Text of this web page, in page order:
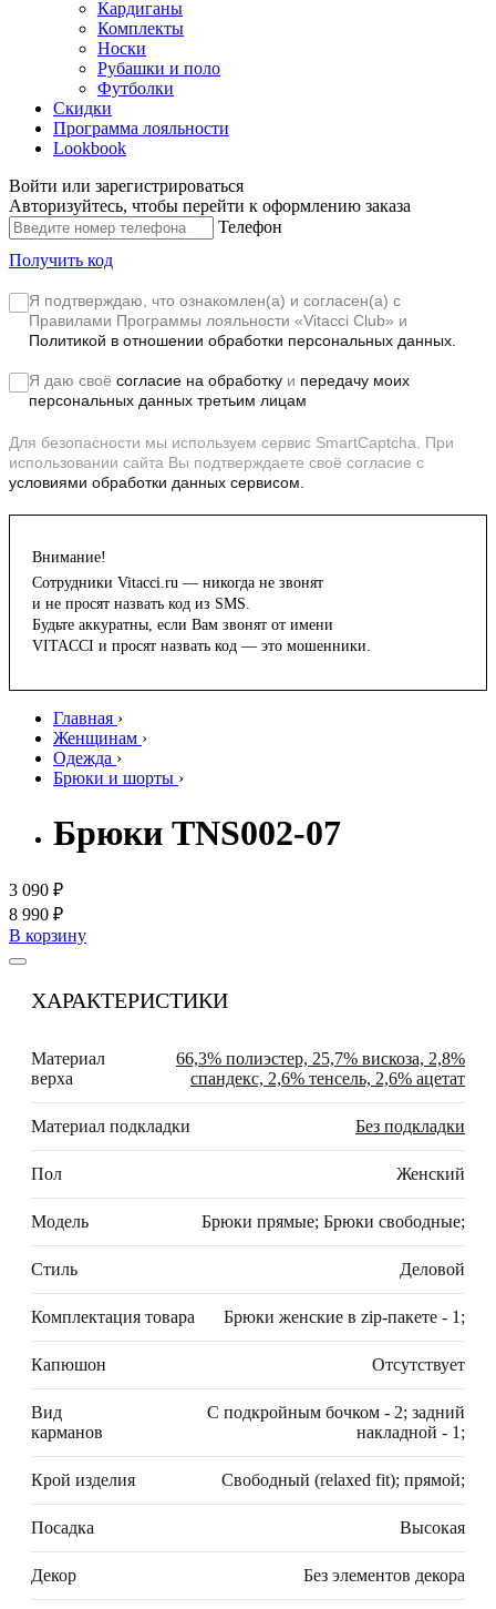
Кардиганы
Комплекты
Носки
Рубашки и поло
Футболки
Скидки
Программа лояльности
Lookbook
Войти или зарегистрироваться
Авторизуйтесь, чтобы перейти к оформлению заказа
Телефон
Получить код
Я подтверждаю, что ознакомлен(а) и согласен(а) с
Правилами Программы лояльности «Vitacci Club» и
Политикой в отношении обработки персональных данных.
Я даю своё согласие на обработку и передачу моих
персональных данных третьим лицам
Для безопасности мы используем сервис SmartCaptcha. При
использовании сайта Вы подтверждаете своё согласие с
условиями обработки данных сервисом.
Внимание!
Сотрудники Vitacci.ru — никогда не звонят
и не просят назвать код из SMS.
Будьте аккуратны, если Вам звонят от имени
VITACCI и просят назвать код — это мошенники.
Главная ›
Женщинам ›
Одежда ›
Брюки и шорты ›
Брюки TNS002-07
3 090 ₽
8 990 ₽
В корзину
ХАРАКТЕРИСТИКИ
Материал
верха
66,3% полиэстер, 25,7% вискоза, 2,8%
спандекс, 2,6% тенсель, 2,6% ацетат
Материал подкладки Без подкладки
Пол Женский
Модель Брюки прямые; Брюки свободные;
Стиль Деловой
Комплектация товара Брюки женские в zip-пакете - 1;
Капюшон Отсутствует
Вид
карманов
С подкройным бочком - 2; задний
накладной - 1;
Крой изделия Свободный (relaxed fit); прямой;
Посадка Высокая
Декор Без элементов декора